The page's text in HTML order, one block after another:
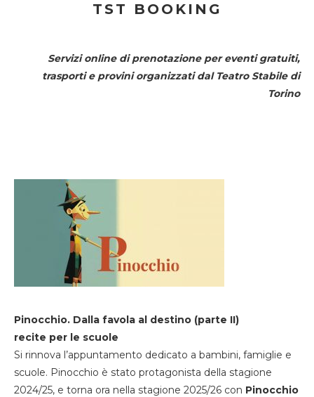
TST BOOKING
Servizi online di prenotazione per eventi gratuiti,
trasporti e provini organizzati dal Teatro Stabile di
Torino
Pinocchio. Dalla favola al destino (parte II)
recite per le scuole
Si rinnova l’appuntamento dedicato a bambini, famiglie e
scuole. Pinocchio è stato protagonista della stagione
2024/25, e torna ora nella stagione 2025/26 con Pinocchio